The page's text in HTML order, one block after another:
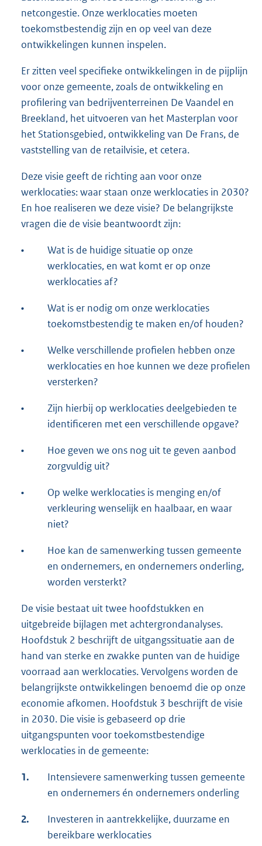
netcongestie. Onze werklocaties moeten
toekomstbestendig zijn en op veel van deze
ontwikkelingen kunnen inspelen.
Er zitten veel specifieke ontwikkelingen in de pijplijn
voor onze gemeente, zoals de ontwikkeling en
profilering van bedrijventerreinen De Vaandel en
Breekland, het uitvoeren van het Masterplan voor
het Stationsgebied, ontwikkeling van De Frans, de
vaststelling van de retailvisie, et cetera.
Deze visie geeft de richting aan voor onze
werklocaties: waar staan onze werklocaties in 2030?
En hoe realiseren we deze visie? De belangrijkste
vragen die de visie beantwoordt zijn:
•
Wat is de huidige situatie op onze
werklocaties, en wat komt er op onze
werklocaties af?
•
Wat is er nodig om onze werklocaties
toekomstbestendig te maken en/of houden?
•
Welke verschillende profielen hebben onze
werklocaties en hoe kunnen we deze profielen
versterken?
•
Zijn hierbij op werklocaties deelgebieden te
identificeren met een verschillende opgave?
•
Hoe geven we ons nog uit te geven aanbod
zorgvuldig uit?
•
Op welke werklocaties is menging en/of
verkleuring wenselijk en haalbaar, en waar
niet?
•
Hoe kan de samenwerking tussen gemeente
en ondernemers, en ondernemers onderling,
worden versterkt?
De visie bestaat uit twee hoofdstukken en
uitgebreide bijlagen met achtergrondanalyses.
Hoofdstuk 2 beschrijft de uitgangssituatie aan de
hand van sterke en zwakke punten van de huidige
voorraad aan werklocaties. Vervolgens worden de
belangrijkste ontwikkelingen benoemd die op onze
economie afkomen. Hoofdstuk 3 beschrijft de visie
in 2030. Die visie is gebaseerd op drie
uitgangspunten voor toekomstbestendige
werklocaties in de gemeente:
1.
Intensievere samenwerking tussen gemeente
en ondernemers én ondernemers onderling
2.
Investeren in aantrekkelijke, duurzame en
bereikbare werklocaties